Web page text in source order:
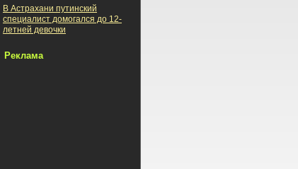
В Астрахани путинский
специалист домогался до 12-
летней девочки
Реклама